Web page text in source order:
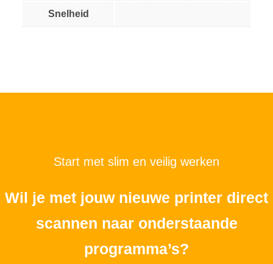
Snelheid
Start met slim en veilig werken
Wil je met jouw nieuwe printer direct
scannen naar onderstaande
programma’s?